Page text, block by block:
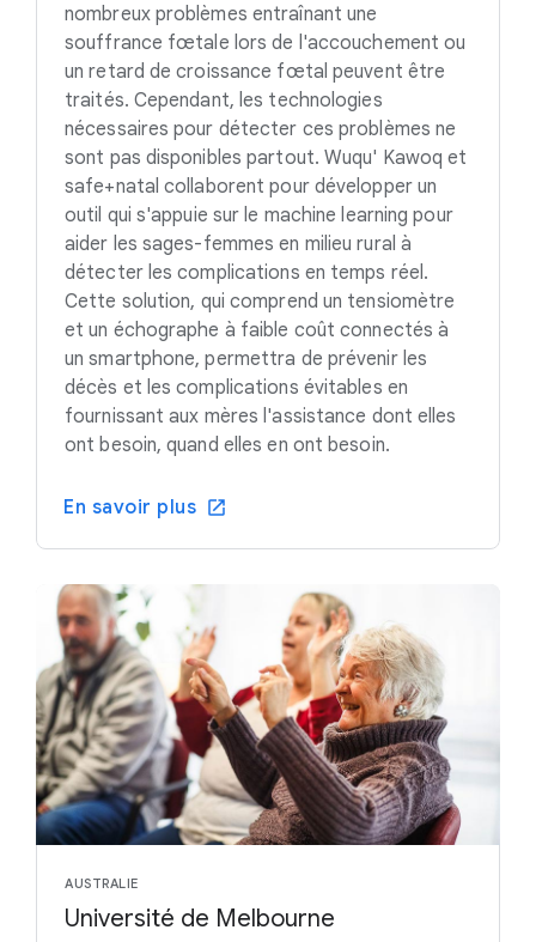
nombreux problèmes entraînant une
souffrance fœtale lors de l'accouchement ou
un retard de croissance fœtal peuvent être
traités. Cependant, les technologies
nécessaires pour détecter ces problèmes ne
sont pas disponibles partout. Wuqu' Kawoq et
safe+natal collaborent pour développer un
outil qui s'appuie sur le machine learning pour
aider les sages-femmes en milieu rural à
détecter les complications en temps réel.
Cette solution, qui comprend un tensiomètre
et un échographe à faible coût connectés à
un smartphone, permettra de prévenir les
décès et les complications évitables en
fournissant aux mères l'assistance dont elles
ont besoin, quand elles en ont besoin.
En savoir plus
AUSTRALIE
Université de Melbourne